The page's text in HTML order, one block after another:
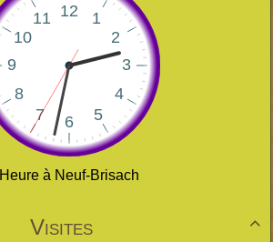
Heure à Neuf-Brisach

Visites